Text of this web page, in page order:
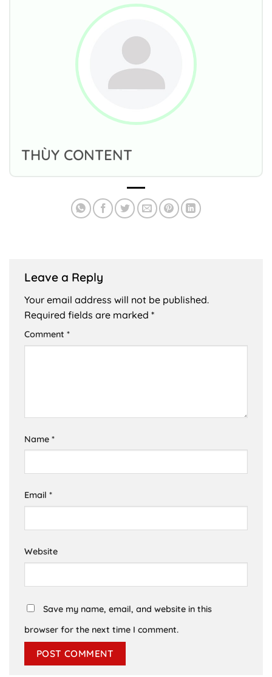
THÙY CONTENT
Leave a Reply
Your email address will not be published.
Required fields are marked *
Comment *
Name *
Email *
Website
Save my name, email, and website in this
browser for the next time I comment.